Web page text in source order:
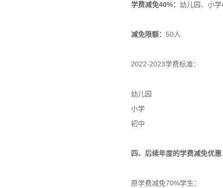
学费减免40%： 幼儿园、小
减免限额： 50人
2022-2023学费标准：
幼儿园
小学
初中
四、后续年度的学费减免优惠
原学费减免70%学生：